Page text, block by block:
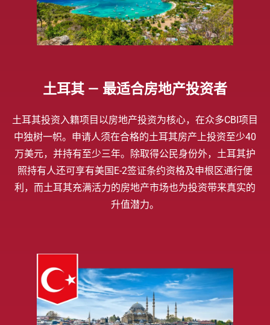
土耳其 — 最适合房地产投资者
土耳其投资入籍项目以房地产投资为核心，在众多CBI项目
中独树一帜。申请人须在合格的土耳其房产上投资至少40
万美元，并持有至少三年。除取得公民身份外，土耳其护
照持有人还可享有美国E-2签证条约资格及申根区通行便
利，而土耳其充满活力的房地产市场也为投资带来真实的
升值潜力。